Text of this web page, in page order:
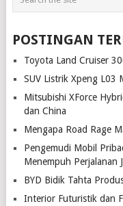
POSTINGAN
Toyota Land Cruiser
SUV Listrik Xpeng L03
Mitsubishi XForce
dan China
Mengapa Road Rage
Pengemudi Mobil
Menempuh Perjalanan
BYD Bidik Tahta
Interior Futuristik dan